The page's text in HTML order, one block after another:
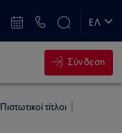
ΕΛ
Σύνδεση
Πιστωτικοί τίτλοι